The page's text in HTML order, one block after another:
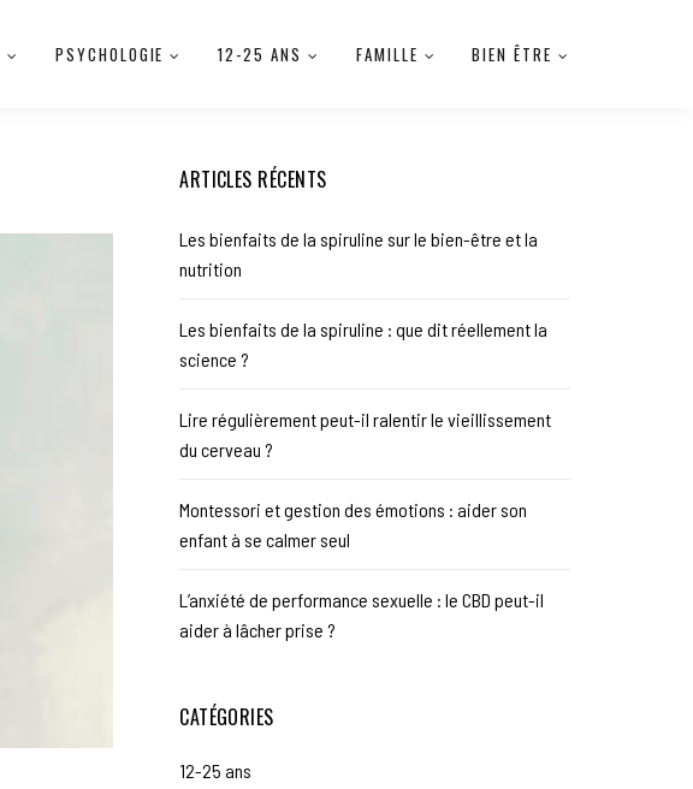
PSYCHOLOGIE 12-25 ANS FAMILLE BIEN ÊTRE
ARTICLES RÉCENTS
Les bienfaits de la spiruline sur le bien-être et la
nutrition
Les bienfaits de la spiruline : que dit réellement la
science ?
Lire régulièrement peut-il ralentir le vieillissement
du cerveau ?
Montessori et gestion des émotions : aider son
enfant à se calmer seul
L’anxiété de performance sexuelle : le CBD peut-il
aider à lâcher prise ?
CATÉGORIES
12-25 ans